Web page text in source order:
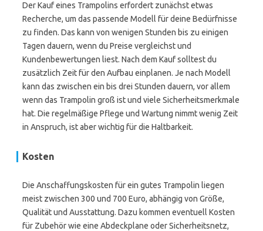
Der Kauf eines Trampolins erfordert zunächst etwas
Recherche, um das passende Modell für deine Bedürfnisse
zu finden. Das kann von wenigen Stunden bis zu einigen
Tagen dauern, wenn du Preise vergleichst und
Kundenbewertungen liest. Nach dem Kauf solltest du
zusätzlich Zeit für den Aufbau einplanen. Je nach Modell
kann das zwischen ein bis drei Stunden dauern, vor allem
wenn das Trampolin groß ist und viele Sicherheitsmerkmale
hat. Die regelmäßige Pflege und Wartung nimmt wenig Zeit
in Anspruch, ist aber wichtig für die Haltbarkeit.
Kosten
Die Anschaffungskosten für ein gutes Trampolin liegen
meist zwischen 300 und 700 Euro, abhängig von Größe,
Qualität und Ausstattung. Dazu kommen eventuell Kosten
für Zubehör wie eine Abdeckplane oder Sicherheitsnetz,